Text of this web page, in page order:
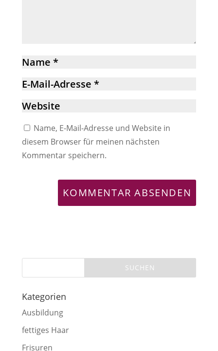
Name, E-Mail-Adresse und Website in
diesem Browser für meinen nächsten
Kommentar speichern.
Kategorien
Ausbildung
fettiges Haar
Frisuren